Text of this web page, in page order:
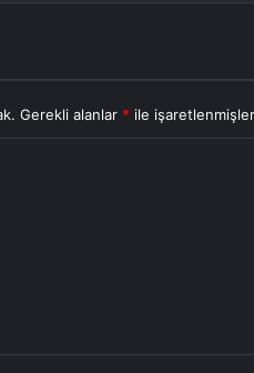
Gerekli alanlar * ile